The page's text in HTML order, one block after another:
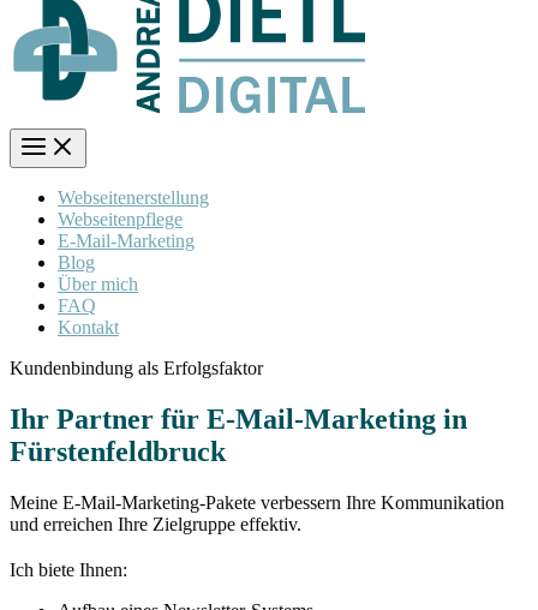
Webseitenerstellung
Webseitenpflege
E-Mail-Marketing
Blog
Über mich
FAQ
Kontakt
Kundenbindung als Erfolgsfaktor
Ihr Partner für E-Mail-Marketing in
Fürstenfeldbruck
Meine E-Mail-Marketing-Pakete verbessern Ihre Kommunikation
und erreichen Ihre Zielgruppe effektiv.
Ich biete Ihnen: